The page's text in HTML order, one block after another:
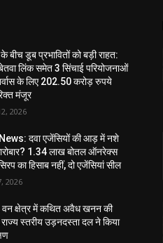
बीच डूब प्रभावितों को बड़ी राहत:
लिंक समेत 3 सिंचाई परियोजनाओं
के लिए 202.50 करोड़ रुपये
मंजूर
2026
दवा एजेंसियों की आड़ में नशे
1.34 लाख बोतल ऑनरेक्स
का हिसाब नहीं, दो एजेंसियां सील
2026
वन क्षेत्र में कथित अवैध खनन की
स्तरीय उड़नदस्ता दल ने किया